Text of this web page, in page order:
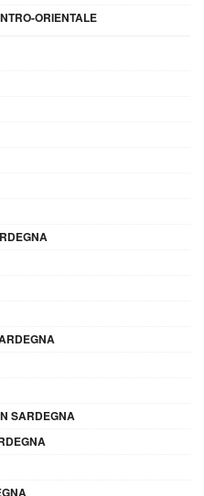
ORIENTALE
SARDEGNA